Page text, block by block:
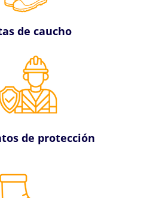
de caucho
de protección